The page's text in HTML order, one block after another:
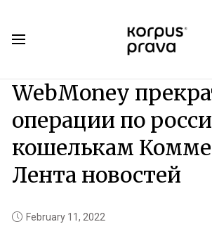
WebMoney
операции по
кошелькам
Лента новостей
February 11, 2022